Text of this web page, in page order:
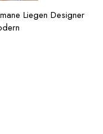
Liegen Designer